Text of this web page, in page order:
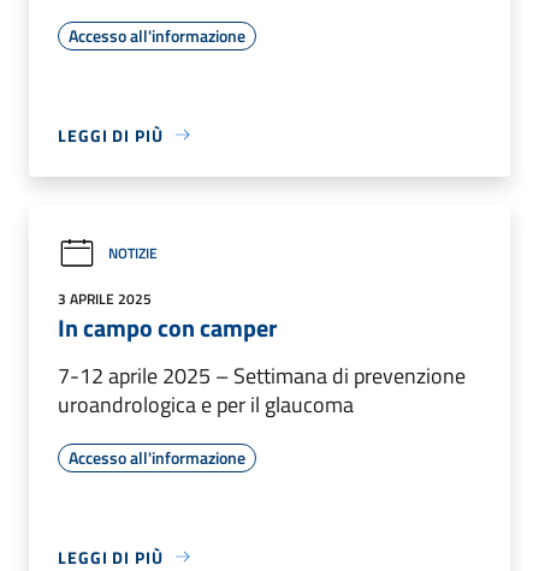
Accesso all'informazione
LEGGI DI PIÙ
NOTIZIE
3 APRILE 2025
In campo con camper
7-12 aprile 2025 – Settimana di prevenzione
uroandrologica e per il glaucoma
Accesso all'informazione
LEGGI DI PIÙ